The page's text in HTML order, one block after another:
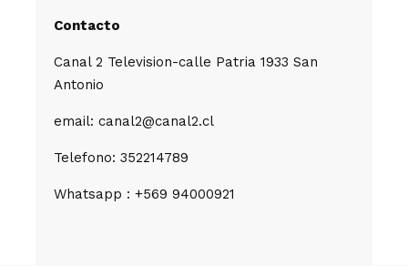
Contacto
Canal 2 Television-calle Patria 1933 San
Antonio
email: canal2@canal2.cl
Telefono: 352214789
Whatsapp : +569 94000921